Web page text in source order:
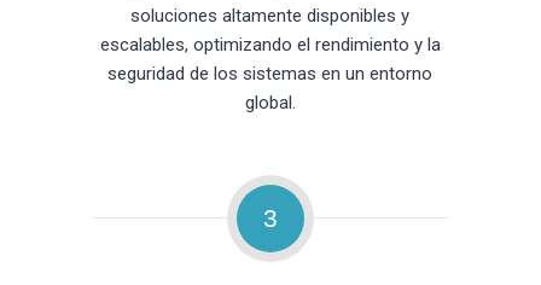
soluciones altamente disponibles y
escalables, optimizando el rendimiento y la
seguridad de los sistemas en un entorno
global.
3